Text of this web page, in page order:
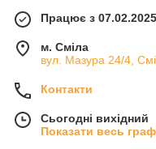
Працює з 07.02.2025
м. Сміла
вул. Мазура 24/4,
Контакти
Сьогодні вихідний
Показати весь